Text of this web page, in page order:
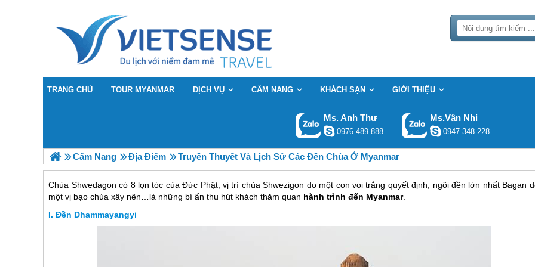
TRANG CHỦ TOUR MYANMAR DỊCH VỤ CẨM NANG KHÁCH SẠN GIỚI THIỆU
Ms. Anh Thư
0976 489 888
Ms.Vân Nhi
0947 348 228
Cẩm Nang Địa Điểm Truyền Thuyết Và Lịch Sử Các Đền Chùa Ở Myanmar
Chùa Shwedagon có 8 lọn tóc của Đức Phật, vị trí chùa Shwezigon do một con voi trắng quyết định, ngôi đền lớn nhất Bagan
một vị bạo chúa xây nên…là những bí ẩn thu hút khách thăm quan hành trình đến Myanmar.
Đền Dhammayangyi